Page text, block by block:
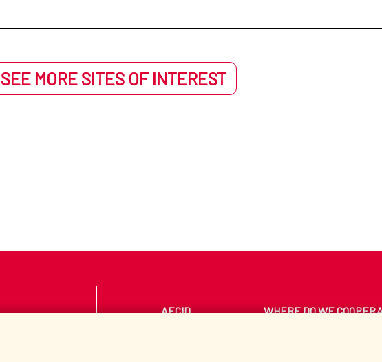
SEE MORE SITES OF INTEREST
AECID WHERE DO WE